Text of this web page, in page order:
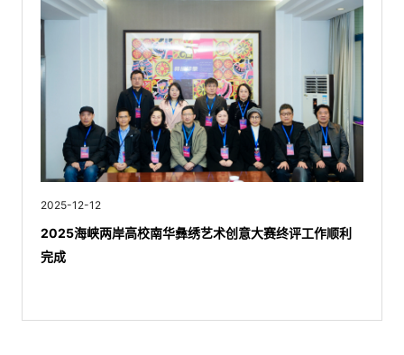
2025-12-12
2025海峡两岸高校南华彝绣艺术创意大赛终评工作顺利
完成